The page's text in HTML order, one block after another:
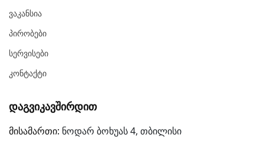
Ვაკანსია
Პირობები
Სერვისები
Კონტაქტი
Დაგვიკავშირდით
მისამართი: ნოდარ ბოხუას 4, თბილისი